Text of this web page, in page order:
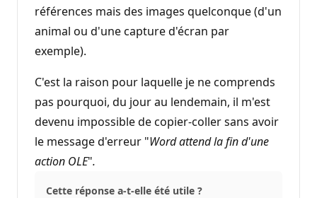
références mais des images quelconque (d'un
animal ou d'une capture d'écran par
exemple).
C'est la raison pour laquelle je ne comprends
pas pourquoi, du jour au lendemain, il m'est
devenu impossible de copier-coller sans avoir
le message d'erreur "Word attend la fin d'une
action OLE".
Cette réponse a-t-elle été utile ?